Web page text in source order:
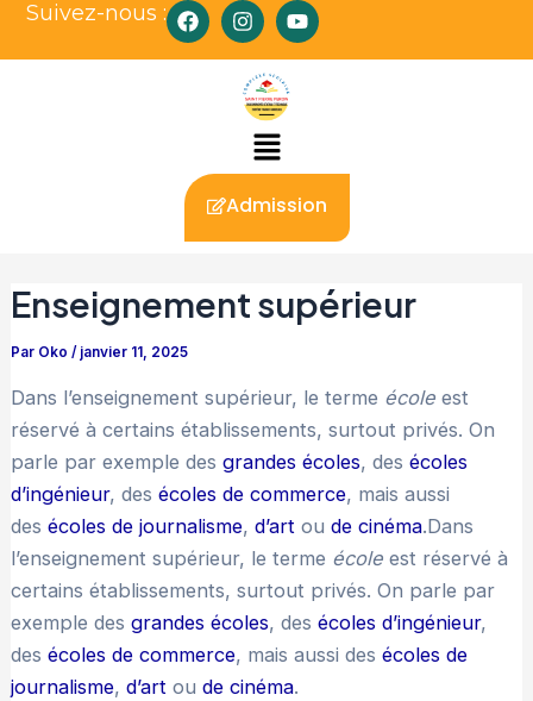
AllerSuivez-nous :
F
a
I
n
a
g
m
Y
o
Menu
Admission
Enseignement supérieur
Par Oko / janvier 11, 2025
Dans l’enseignement supérieur, le terme écoleest
réservé à certains établissements, surtout privés. On
parle par exemple des grandes écoles, des écoles
d’ingénieur, des écoles de commerce, mais aussi
des écoles de journalisme, d’artou de cinéma.Dans
l’enseignement supérieur, le terme écoleest réservé à
certains établissements, surtout privés. On parle par
exemple des grandes écoles, des écoles d’ingénieur,
des écoles de commerce, mais aussi des écoles de
journalisme, d’artou de cinéma.
Navigation